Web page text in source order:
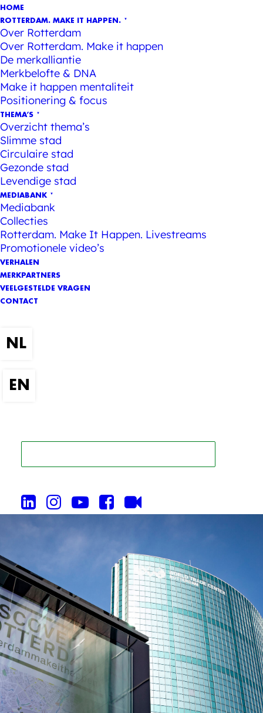
HOME
ROTTERDAM. MAKE IT HAPPEN.
Over Rotterdam
Over Rotterdam. Make it happen
De merkalliantie
Merkbelofte & DNA
Make it happen mentaliteit
Positionering & focus
THEMA’S
Overzicht thema’s
Slimme stad
Circulaire stad
Gezonde stad
Levendige stad
MEDIABANK
Mediabank
Collecties
Rotterdam. Make It Happen. Livestreams
Promotionele video’s
VERHALEN
MERKPARTNERS
VEELGESTELDE VRAGEN
CONTACT